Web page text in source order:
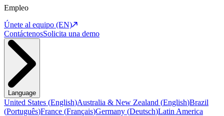
Empleo
Únete al equipo (EN)
ContáctenosSolicita una demo
Language
United States (English)Australia & New Zealand (English)Brazil
(Português)France (Français)Germany (Deutsch)Latin America